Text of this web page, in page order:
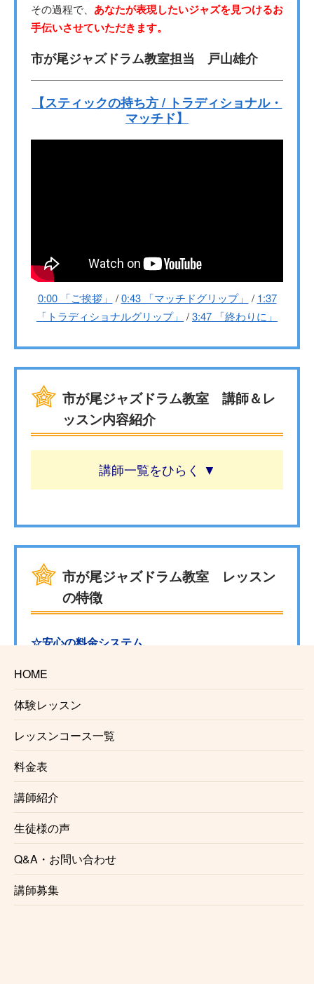
HOME
体験レッスン
レッスンコース一覧
料金表
講師紹介
生徒様の声
Q&A・お問い合わせ
講師募集
その過程で、 あなたが表現したいジャズを見つけるお
手伝いさせていただきます。
市が尾ジャズドラム教室担当 戸山雄介
【スティックの持ち方 / トラディショナル・
マッチド】
0:00 「ご挨拶」 /0:43 「マッチドグリップ」 / 1:37
「トラディショナルグリップ」
/3:47 「終わりに」
市が尾ジャズドラム教室 講師＆レ
ッスン内容紹介
講師一覧
市が尾ジャズドラム教室 レッスン
の特徴
☆安心の料金システム
なっております。
入会金、固定教材費、施設利用料などはかかりませ
ん。
※楽器レンタルをご利用の場合は料金が発生する場合
がございます。
☆信頼のおける講師
市が尾ジャズドラム教室で講師を務めるのは、演奏家
としても講師としても確かな実力、経験を持ったプロ
ドラマーです。
正しい奏法をわかりやすくレッスンいたします。
☆自由に選べるレッスン時間